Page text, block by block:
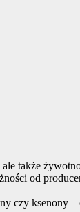
także
od
czy ksenony